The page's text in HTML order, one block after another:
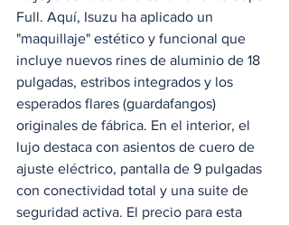
Full. Aquí, Isuzu ha aplicado un
"maquillaje" estético y funcional que
incluye nuevos rines de aluminio de 18
pulgadas, estribos integrados y los
esperados flares (guardafangos)
originales de fábrica. En el interior, el
lujo destaca con asientos de cuero de
ajuste eléctrico, pantalla de 9 pulgadas
con conectividad total y una suite de
seguridad activa. El precio para esta